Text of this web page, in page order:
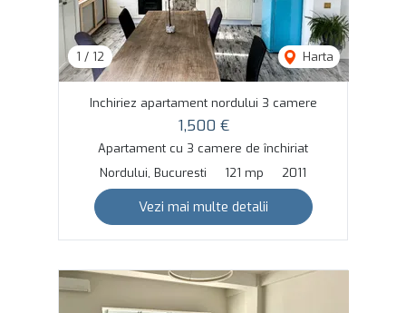
1 / 12 Harta
Inchiriez apartament nordului 3 camere
1,500 €
Apartament cu 3 camere de închiriat
Nordului, Bucuresti
121 mp 2011
Vezi mai multe detalii